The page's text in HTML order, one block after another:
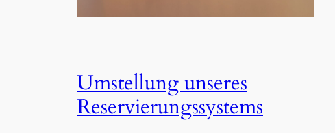
Umstellung unseres
Reservierungssystems